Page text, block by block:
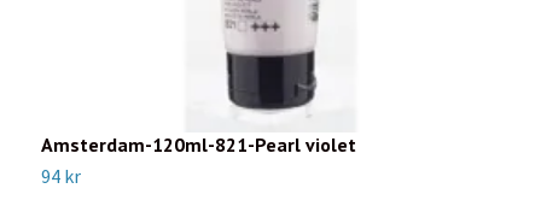
Amsterdam-120ml-821-Pearl violet
94 kr